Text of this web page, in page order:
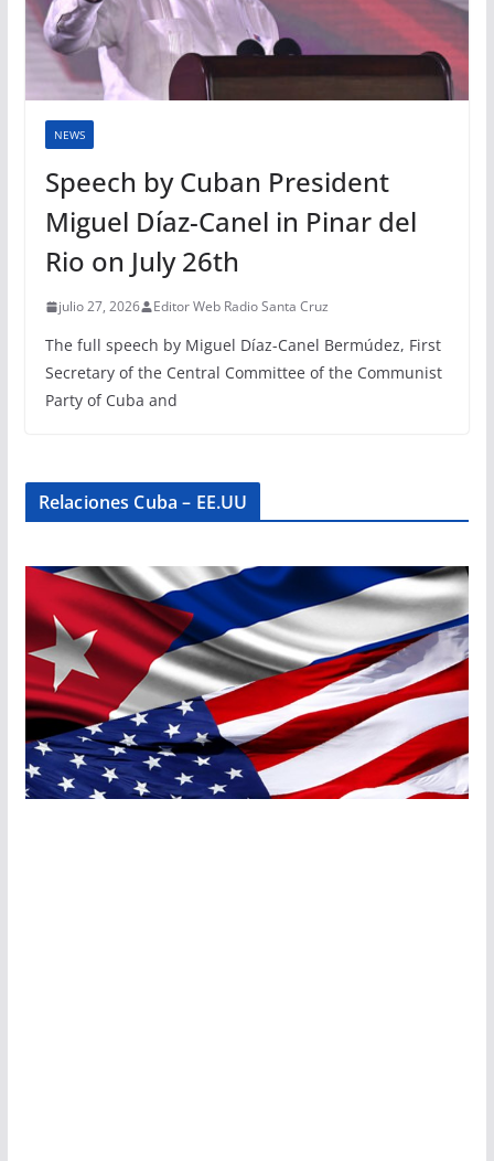
NEWS
Speech by Cuban President
Miguel Díaz-Canel in Pinar del
Rio on July 26th
julio 27, 2026 Editor Web Radio Santa Cruz
The full speech by Miguel Díaz-Canel Bermúdez, First
Secretary of the Central Committee of the Communist
Party of Cuba and
Relaciones Cuba – EE.UU